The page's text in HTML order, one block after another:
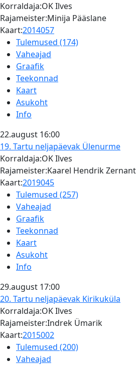
Korraldaja:OK Ilves
Rajameister:Minija Pääslane
Kaart:2014057
Tulemused (174)
Vaheajad
Graafik
Teekonnad
Kaart
Asukoht
Info
22.august 16:00
19. Tartu neljapäevak Ülenurme
Korraldaja:OK Ilves
Rajameister:Kaarel Hendrik Zernant
Kaart:2019045
Tulemused (257)
Vaheajad
Graafik
Teekonnad
Kaart
Asukoht
Info
29.august 17:00
20. Tartu neljapäevak Kirikuküla
Korraldaja:OK Ilves
Rajameister:Indrek Ümarik
Kaart:2015002
Tulemused (200)
Vaheajad